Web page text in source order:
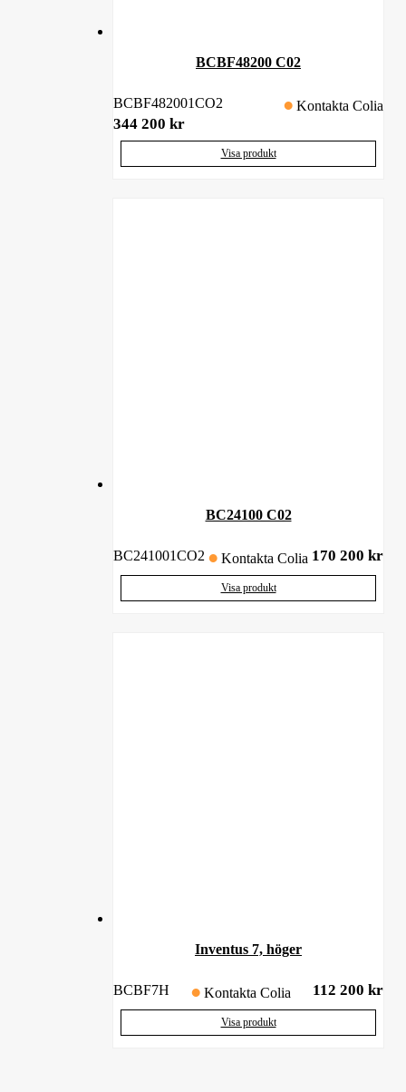
BCBF48200 C02
BCBF482001CO2 Kontakta Colia
344 200 kr
Visa produkt
BC24100 C02
BC241001CO2 Kontakta Colia 170 200 kr
Visa produkt
Inventus 7, höger
BCBF7H Kontakta Colia 112 200 kr
Visa produkt